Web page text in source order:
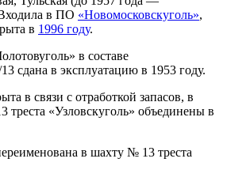
в ПО «Новомосковскуголь»,
в 1996 году.
в составе
сдана в эксплуатацию в 1953 году.
в связи с отработкой запасов, в
«Узловскуголь» объединены в
в шахту № 13 треста